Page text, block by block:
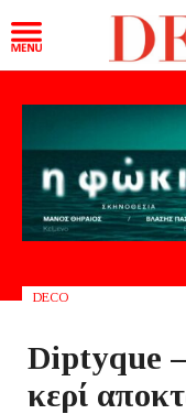
DECO
Diptyque
κερί